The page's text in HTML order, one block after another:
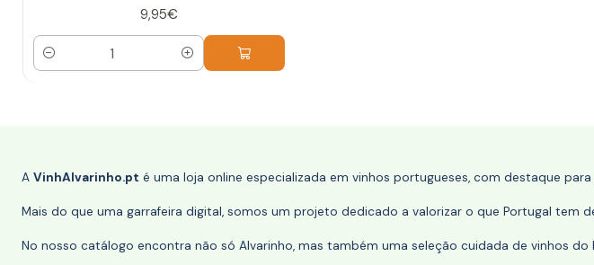
9,95€
Quantidade
A VinhAlvarinho.pt é uma loja online especializada em vinhos portugueses, com destaque
Mais do que uma garrafeira digital, somos um projeto dedicado a valorizar o que Portugal tem
No nosso catálogo encontra não só Alvarinho, mas também uma seleção cuidada de vinhos